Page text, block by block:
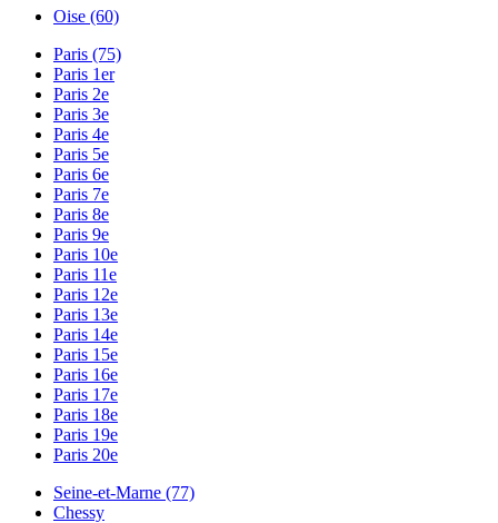
Oise (60)
Paris (75)
Paris 1er
Paris 2e
Paris 3e
Paris 4e
Paris 5e
Paris 6e
Paris 7e
Paris 8e
Paris 9e
Paris 10e
Paris 11e
Paris 12e
Paris 13e
Paris 14e
Paris 15e
Paris 16e
Paris 17e
Paris 18e
Paris 19e
Paris 20e
Seine-et-Marne (77)
Chessy